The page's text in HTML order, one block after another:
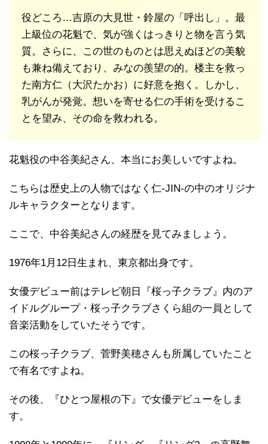
役どころ…吉原の大見世・鈴屋の「呼出し」。最
上級位の花魁で、気が強くはっきりと物を言う気
質。さらに、この世のものとは思えぬほどの美貌
も兼ね備えており、みなの羨望の的。楼主を救っ
た南方仁（大沢たかお）に好意を抱く。しかし、
乳がんが発覚。想いを寄せる仁の手術を受けるこ
とを望み、その命を救われる。
花魁役の中谷美紀さん、本当にお美しいですよね。
こちらは歴史上の人物ではなく仁-JIN-の中のオリジナ
ルキャラクターとなります。
ここで、中谷美紀さんの経歴を見てみましょう。
1976年1月12日生まれ、東京都出身です。
女優デビュー前はテレビ朝日『桜っ子クラブ』内のア
イドルグループ・桜っ子クラブさくら組の一員として
音楽活動をしていたそうです。
この桜っ子クラブ、菅野美穂さんも所属していたこと
で有名ですよね。
その後、『ひとつ屋根の下』で女優デビューをしま
す。